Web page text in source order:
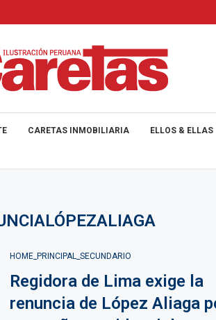
CARETAS INMOBILIARIA ELLOS & ELLAS
HOME_PRINCIPAL_SECUNDARIO
Regidora de Lima exige la
renuncia de López Aliaga